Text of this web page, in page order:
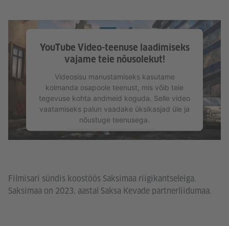
YouTube Video-teenuse laadimiseks
vajame teie nõusolekut!
Videosisu manustamiseks kasutame
kolmanda osapoole teenust, mis võib teie
tegevuse kohta andmeid koguda. Selle video
vaatamiseks palun vaadake üksikasjad üle ja
nõustuge teenusega.
Filmisari sündis koostöös Saksimaa riigikantseleiga.
Saksimaa on 2023. aastal Saksa Kevade partnerliidumaa.